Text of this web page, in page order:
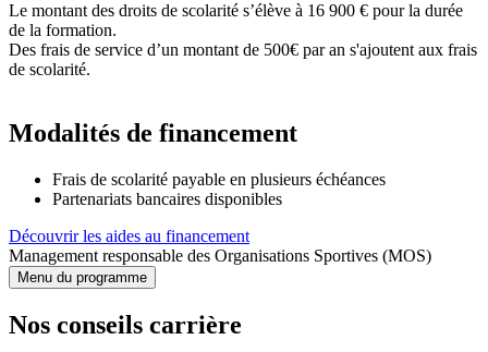
Le montant des droits de scolarité s’élève à 16 900 € pour la durée
de la formation.
Des frais de service d’un montant de 500€ par an s'ajoutent aux frais
de scolarité.
Modalités de financement
Frais de scolarité payable en plusieurs échéances
Partenariats bancaires disponibles
Découvrir les aides au financement
Management responsable des Organisations Sportives (MOS)
Menu du programme
Nos conseils carrière